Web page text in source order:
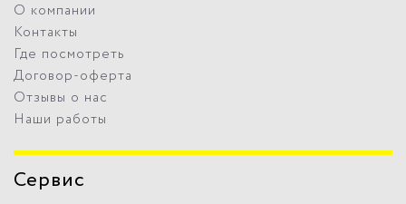
О компании
Контакты
Где посмотреть
Договор-оферта
Отзывы о нас
Наши работы
Сервис